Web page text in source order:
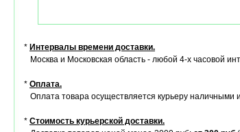
* Интервалы времени доставки.
Москва и Московская область - любой 4-х часовой
* Оплата.
Оплата товара осуществляется курьеру наличными
* Стоимость курьерской доставки.